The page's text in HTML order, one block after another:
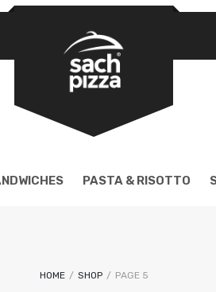
PASSWORD*REQUIRED
Lost your password?
PASTA & RISOTTO
HOME / SHOP / PAGE 5